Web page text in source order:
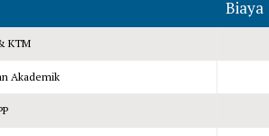
Biaya
KTM
Akademik